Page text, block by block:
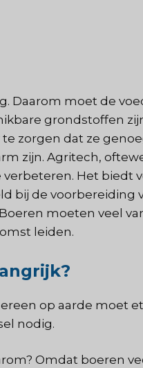
Daarom moet de
grondstoffen
zorgen dat ze
zijn. Agritech,
Het biedt
bij de voorbereiding
moeten veel
leiden.
op aarde moet
nodig.
Omdat boeren